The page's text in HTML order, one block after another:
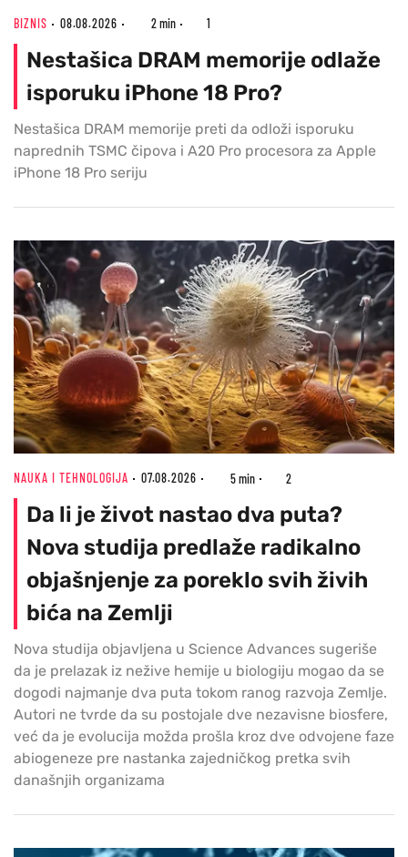
BIZNIS 08.08.2026 2 min 1
Nestašica DRAM memorije odlaže
isporuku iPhone 18 Pro?
Nestašica DRAM memorije preti da odloži isporuku
naprednih TSMC čipova i A20 Pro procesora za Apple
iPhone 18 Pro seriju
NAUKA I TEHNOLOGIJA 07.08.2026 5 min 2
Da li je život nastao dva puta?
Nova studija predlaže radikalno
objašnjenje za poreklo svih živih
bića na Zemlji
Nova studija objavljena u Science Advances sugeriše
da je prelazak iz nežive hemije u biologiju mogao da se
dogodi najmanje dva puta tokom ranog razvoja Zemlje.
Autori ne tvrde da su postojale dve nezavisne biosfere,
već da je evolucija možda prošla kroz dve odvojene faze
abiogeneze pre nastanka zajedničkog pretka svih
današnjih organizama